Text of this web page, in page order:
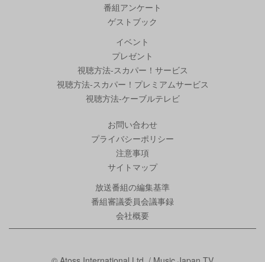
番組アンケート
ゲストブック
イベント
プレゼント
視聴方法-スカパー！サービス
視聴方法-スカパー！プレミアムサービス
視聴方法-ケーブルテレビ
お問い合わせ
プライバシーポリシー
注意事項
サイトマップ
放送番組の編集基準
番組審議委員会議事録
会社概要